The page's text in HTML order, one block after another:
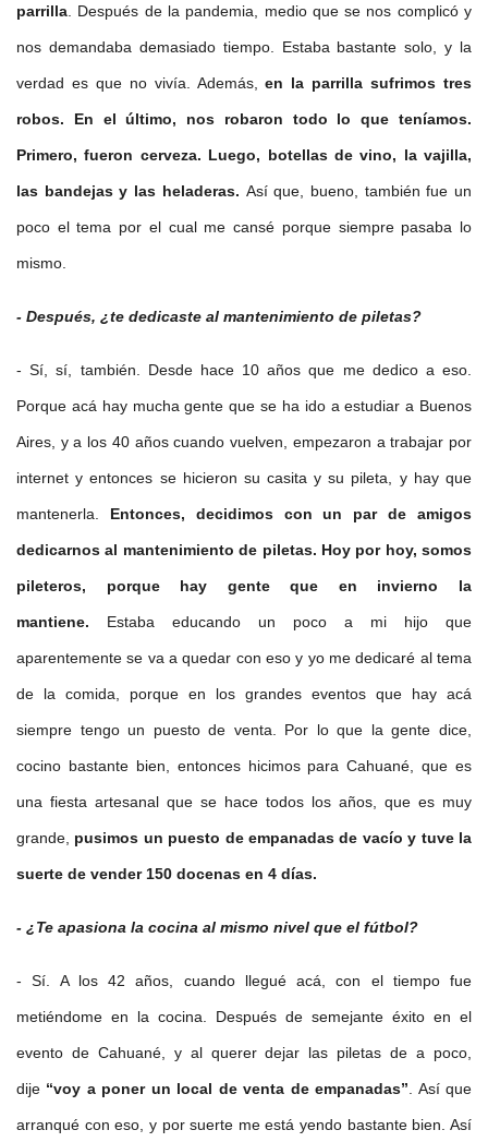
parrilla . Después de la pandemia, medio que se nos complicó y
nos demandaba demasiado tiempo. Estaba bastante solo, y la
verdad es que no vivía. Además,en la parrilla sufrimos tres
robos. En el último, nos robaron todo lo que teníamos.
Primero, fueron cerveza. Luego, botellas de vino, la vajilla,
las bandejas y las heladeras. Así que, bueno, también fue un
poco el tema por el cual me cansé porque siempre pasaba lo
mismo.
- Después, ¿te dedicaste al mantenimiento de piletas?
- Sí, sí, también. Desde hace 10 años que me dedico a eso.
Porque acá hay mucha gente que se ha ido a estudiar a Buenos
Aires, y a los 40 años cuando vuelven, empezaron a trabajar por
internet y entonces se hicieron su casita y su pileta, y hay que
mantenerla. Entonces, decidimos con un par de amigos
dedicarnos al mantenimiento de piletas. Hoy por hoy, somos
pileteros, porque hay gente que en invierno la
mantiene. Estaba educando un poco a mi hijo que
aparentemente se va a quedar con eso y yo me dedicaré al tema
de la comida, porque en los grandes eventos que hay acá
siempre tengo un puesto de venta. Por lo que la gente dice,
cocino bastante bien, entonces hicimos para Cahuané, que es
una fiesta artesanal que se hace todos los años, que es muy
grande, pusimos un puesto de empanadas de vacío y tuve la
suerte de vender 150 docenas en 4 días.
- ¿Te apasiona la cocina al mismo nivel que el fútbol?
- Sí. A los 42 años, cuando llegué acá, con el tiempo fue
metiéndome en la cocina. Después de semejante éxito en el
evento de Cahuané, y al querer dejar las piletas de a poco,
dije “voy a poner un local de venta de empanadas” . Así que
arranqué con eso, y por suerte me está yendo bastante bien. Así